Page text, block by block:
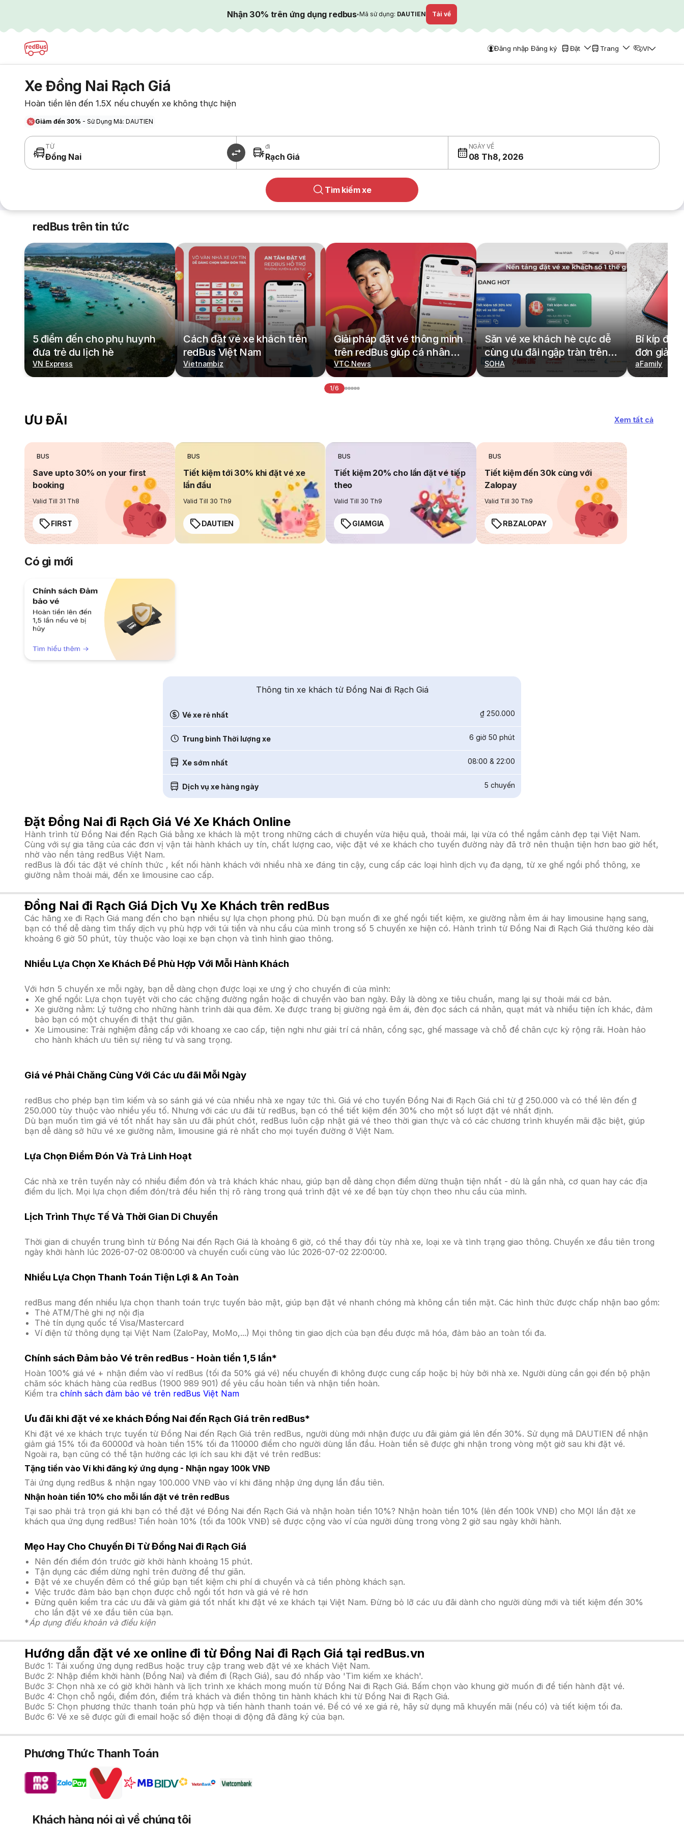
Nhận 30% trên ứng dụng redbus·Mã sử dụng: DAUTIEN Tải về
Đăng nhập Đăng ký Đặt Trang VI
Xe Đồng Nai Rạch Giá
Hoàn tiền lên đến 1.5X nếu chuyến xe không thực hiện
Giảm đến 30% - Sử Dụng Mã: DAUTIEN
TỪ
Đồng Nai
đi
Rạch Giá
NGÀY VỀ
08 Th8, 2026
Tìm kiếm xe
redBus trên tin tức
5 điểm đến cho phụ huynh
đưa trẻ du lịch hè
VN Express
Cách đặt vé xe khách trên
redBus Việt Nam
Vietnambiz
Giải pháp đặt vé thông minh
trên redBus giúp cá nhân
hoá hành trình di chuyển
VTC News
Săn vé xe khách hè cực dễ
cùng ưu đãi ngập tràn trên
redBus
SOHA
Bí kíp đặt
đơn giản,
cả gia
aFamily
1/6
ƯU ĐÃI Xem tất cả
BUS
Save upto 30% on your first
booking
Valid Till 31 Th8
FIRST
BUS
Tiết kiệm tới 30% khi đặt vé xe
lần đầu
Valid Till 30 Th9
DAUTIEN
BUS
Tiết kiệm 20% cho lần đặt vé tiếp
theo
Valid Till 30 Th9
GIAMGIA
BUS
Tiết kiệm đến 30k cùng với
Zalopay
Valid Till 30 Th9
RBZALOPAY
Có gì mới
Thông tin xe khách từ Đồng Nai đi Rạch Giá
Vé xe rẻ nhất ₫ 250.000
Trung bình Thời lượng xe 6 giờ 50 phút
Xe sớm nhất 08:00 & 22:00
Dịch vụ xe hàng ngày 5 chuyến
Đặt Đồng Nai đi Rạch Giá Vé Xe Khách Online
Hành trình từ Đồng Nai đến Rạch Giá bằng xe khách là một trong những cách di chuyển vừa hiệu quả, thoải mái, lại vừa có thể ngắm cảnh đẹp tại Việt Nam.
Cùng với sự gia tăng của các đơn vị vận tải hành khách uy tín, chất lượng cao, việc đặt vé xe khách cho tuyến đường này đã trở nên thuận tiện hơn bao giờ hết,
nhờ vào nền tảng redBus Việt Nam.
redBus là đối tác đặt vé chính thức , kết nối hành khách với nhiều nhà xe đáng tin cậy, cung cấp các loại hình dịch vụ đa dạng, từ xe ghế ngồi phổ thông, xe
giường nằm thoải mái, đến xe limousine cao cấp.
Đồng Nai đi Rạch Giá Dịch Vụ Xe Khách trên redBus
Các hãng xe đi Rạch Giá mang đến cho bạn nhiều sự lựa chọn phong phú. Dù bạn muốn đi xe ghế ngồi tiết kiệm, xe giường nằm êm ái hay limousine hạng sang,
bạn có thể dễ dàng tìm thấy dịch vụ phù hợp với túi tiền và nhu cầu của mình trong số 5 chuyến xe hiện có. Hành trình từ Đồng Nai đi Rạch Giá thường kéo dài
khoảng 6 giờ 50 phút, tùy thuộc vào loại xe bạn chọn và tình hình giao thông.
Nhiều Lựa Chọn Xe Khách Để Phù Hợp Với Mỗi Hành Khách
Với hơn 5 chuyến xe mỗi ngày, bạn dễ dàng chọn được loại xe ưng ý cho chuyến đi của mình:
Xe ghế ngồi: Lựa chọn tuyệt vời cho các chặng đường ngắn hoặc di chuyển vào ban ngày. Đây là dòng xe tiêu chuẩn, mang lại sự thoải mái cơ bản.
Xe giường nằm: Lý tưởng cho những hành trình dài qua đêm. Xe được trang bị giường ngả êm ái, đèn đọc sách cá nhân, quạt mát và nhiều tiện ích khác, đảm
bảo bạn có một chuyến đi thật thư giãn.
Xe Limousine: Trải nghiệm đẳng cấp với khoang xe cao cấp, tiện nghi như giải trí cá nhân, cổng sạc, ghế massage và chỗ để chân cực kỳ rộng rãi. Hoàn hảo
cho hành khách ưu tiên sự riêng tư và sang trọng.
Giá vé Phải Chăng Cùng Với Các ưu đãi Mỗi Ngày
redBus cho phép bạn tìm kiếm và so sánh giá vé của nhiều nhà xe ngay tức thì. Giá vé cho tuyến Đồng Nai đi Rạch Giá chỉ từ ₫ 250.000 và có thể lên đến ₫
250.000 tùy thuộc vào nhiều yếu tố. Nhưng với các ưu đãi từ redBus, bạn có thể tiết kiệm đến 30% cho một số lượt đặt vé nhất định.
Dù bạn muốn tìm giá vé tốt nhất hay săn ưu đãi phút chót, redBus luôn cập nhật giá vé theo thời gian thực và có các chương trình khuyến mãi đặc biệt, giúp
bạn dễ dàng sở hữu vé xe giường nằm, limousine giá rẻ nhất cho mọi tuyến đường ở Việt Nam.
Lựa Chọn Điểm Đón Và Trả Linh Hoạt
Các nhà xe trên tuyến này có nhiều điểm đón và trả khách khác nhau, giúp bạn dễ dàng chọn điểm dừng thuận tiện nhất - dù là gần nhà, cơ quan hay các địa
điểm du lịch. Mọi lựa chọn điểm đón/trả đều hiển thị rõ ràng trong quá trình đặt vé xe để bạn tùy chọn theo nhu cầu của mình.
Lịch Trình Thực Tế Và Thời Gian Di Chuyển
Thời gian di chuyển trung bình từ Đồng Nai đến Rạch Giá là khoảng 6 giờ, có thể thay đổi tùy nhà xe, loại xe và tình trạng giao thông. Chuyến xe đầu tiên trong
ngày khởi hành lúc 2026-07-02 08:00:00 và chuyến cuối cùng vào lúc 2026-07-02 22:00:00.
Nhiều Lựa Chọn Thanh Toán Tiện Lợi & An Toàn
redBus mang đến nhiều lựa chọn thanh toán trực tuyến bảo mật, giúp bạn đặt vé nhanh chóng mà không cần tiền mặt. Các hình thức được chấp nhận bao gồm:
Thẻ ATM/Thẻ ghi nợ nội địa
Thẻ tín dụng quốc tế Visa/Mastercard
Ví điện tử thông dụng tại Việt Nam (ZaloPay, MoMo,...) Mọi thông tin giao dịch của bạn đều được mã hóa, đảm bảo an toàn tối đa.
Chính sách Đảm bảo Vé trên redBus - Hoàn tiền 1,5 lần*
Hoàn 100% giá vé + nhận điểm vào ví redBus (tối đa 50% giá vé) nếu chuyến đi không được cung cấp hoặc bị hủy bởi nhà xe. Người dùng cần gọi đến bộ phận
chăm sóc khách hàng của redBus (1900 989 901) để yêu cầu hoàn tiền và nhận tiền hoàn.
Kiểm tra chính sách đảm bảo vé trên redBus Việt Nam
Ưu đãi khi đặt vé xe khách Đồng Nai đến Rạch Giá trên redBus*
Khi đặt vé xe khách trực tuyến từ Đồng Nai đến Rạch Giá trên redBus, người dùng mới nhận được ưu đãi giảm giá lên đến 30%. Sử dụng mã DAUTIEN để nhận
giảm giá 15% tối đa 60000đ và hoàn tiền 15% tối đa 110000 điểm cho người dùng lần đầu. Hoàn tiền sẽ được ghi nhận trong vòng một giờ sau khi đặt vé.
Ngoài ra, bạn cũng có thể tận hưởng các lợi ích sau khi đặt vé trên redBus:
Tặng tiền vào Ví khi đăng ký ứng dụng - Nhận ngay 100k VNĐ
Tải ứng dụng redBus & nhận ngay 100.000 VNĐ vào ví khi đăng nhập ứng dụng lần đầu tiên.
Nhận hoàn tiền 10% cho mỗi lần đặt vé trên redBus
Tại sao phải trả trọn giá khi bạn có thể đặt vé Đồng Nai đến Rạch Giá và nhận hoàn tiền 10%? Nhận hoàn tiền 10% (lên đến 100k VNĐ) cho MỌI lần đặt xe
khách qua ứng dụng redBus! Tiền hoàn 10% (tối đa 100k VNĐ) sẽ được cộng vào ví của người dùng trong vòng 2 giờ sau ngày khởi hành.
Mẹo Hay Cho Chuyến Đi Từ Đồng Nai đi Rạch Giá
Nên đến điểm đón trước giờ khởi hành khoảng 15 phút.
Tận dụng các điểm dừng nghỉ trên đường để thư giãn.
Đặt vé xe chuyến đêm có thể giúp bạn tiết kiệm chi phí di chuyển và cả tiền phòng khách sạn.
Việc trước đảm bảo bạn chọn được chỗ ngồi tốt hơn và giá vé rẻ hơn
Đừng quên kiểm tra các ưu đãi và giảm giá tốt nhất khi đặt vé xe khách tại Việt Nam. Đừng bỏ lỡ các ưu đãi dành cho người dùng mới và tiết kiệm đến 30%
cho lần đặt vé xe đầu tiên của bạn.
*Áp dụng điều khoản và điều kiện
Hướng dẫn đặt vé xe online đi từ Đồng Nai đi Rạch Giá tại redBus.vn
Bước 1: Tải xuống ứng dụng redBus hoặc truy cập trang web đặt vé xe khách Việt Nam.
Bước 2: Nhập điểm khởi hành (Đồng Nai) và điểm đi (Rạch Giá), sau đó nhấp vào 'Tìm kiếm xe khách'.
Bước 3: Chọn nhà xe có giờ khởi hành và lịch trình xe khách mong muốn từ Đồng Nai đi Rạch Giá. Bấm chọn vào khung giờ muốn đi để tiến hành đặt vé.
Bước 4: Chọn chỗ ngồi, điểm đón, điểm trả khách và điền thông tin hành khách khi từ Đồng Nai đi Rạch Giá.
Bước 5: Chọn phương thức thanh toán phù hợp và tiến hành thanh toán vé. Để có vé xe giá rẻ, hãy sử dụng mã khuyến mãi (nếu có) và tiết kiệm tối đa.
Bước 6: Vé xe sẽ được gửi đi email hoặc số điện thoại di động đã đăng ký của bạn.
Phương Thức Thanh Toán
Khách hàng nói gì về chúng tôi